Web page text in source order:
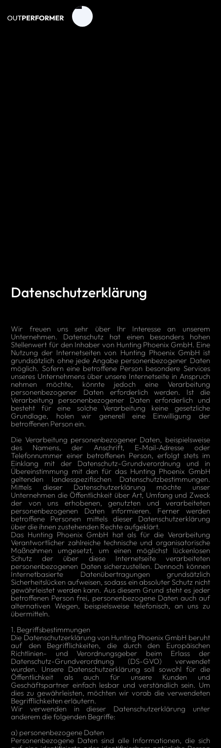
Datenschutzerklärung
Wir freuen uns sehr über Ihr Interesse an unserem
Unternehmen. Datenschutz hat einen besonders hohen
Stellenwert für den Inhaber von Hunting Phoenix GmbH. Eine
Nutzung der Internetseiten von Hunting Phoenix GmbH ist
grundsätzlich ohne jede Angabe personenbezogener Daten
möglich. Sofern eine betroffene Person besondere Services
unseres Unternehmens über unsere Internetseite in Anspruch
nehmen möchte, könnte jedoch eine Verarbeitung
personenbezogener Daten erforderlich werden. Ist die
Verarbeitung personenbezogener Daten erforderlich und
besteht für eine solche Verarbeitung keine gesetzliche
Grundlage, holen wir generell eine Einwilligung der
betroffenen Person ein.
Die Verarbeitung personenbezogener Daten, beispielsweise
des Namens, der Anschrift, E-Mail-Adresse oder
Telefonnummer einer betroffenen Person, erfolgt stets im
Einklang mit der Datenschutz-Grundverordnung und in
Übereinstimmung mit den für das Hunting Phoenix GmbH
geltenden landesspezifischen Datenschutzbestimmungen.
Mittels dieser Datenschutzerklärung möchte unser
Unternehmen die Öffentlichkeit über Art, Umfang und Zweck
der von uns erhobenen, genutzten und verarbeiteten
personenbezogenen Daten informieren. Ferner werden
betroffene Personen mittels dieser Datenschutzerklärung
über die ihnen zustehenden Rechte aufgeklärt.
Das Hunting Phoenix GmbH hat als für die Verarbeitung
Verantwortlicher zahlreiche technische und organisatorische
Maßnahmen umgesetzt, um einen möglichst lückenlosen
Schutz der über diese Internetseite verarbeiteten
personenbezogenen Daten sicherzustellen. Dennoch können
Internetbasierte Datenübertragungen grundsätzlich
Sicherheitslücken aufweisen, sodass ein absoluter Schutz nicht
gewährleistet werden kann. Aus diesem Grund steht es jeder
betroffenen Person frei, personenbezogene Daten auch auf
alternativen Wegen, beispielsweise telefonisch, an uns zu
übermitteln.
1. Begriffsbestimmungen
Die Datenschutzerklärung von Hunting Phoenix GmbH beruht
auf den Begrifflichkeiten, die durch den Europäischen
Richtlinien- und Verordnungsgeber beim Erlass der
Datenschutz-Grundverordnung (DS-GVO) verwendet
wurden. Unsere Datenschutzerklärung soll sowohl für die
Öffentlichkeit als auch für unsere Kunden und
Geschäftspartner einfach lesbar und verständlich sein. Um
dies zu gewährleisten, möchten wir vorab die verwendeten
Begrifflichkeiten erläutern.
Wir verwenden in dieser Datenschutzerklärung unter
anderem die folgenden Begriffe:
a) personenbezogene Daten
Personenbezogene Daten sind alle Informationen, die sich